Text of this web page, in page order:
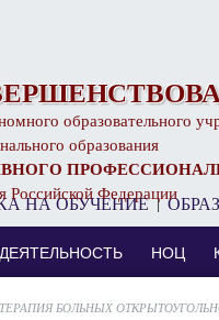
образовательного
образования
Российской Федерации
НА ОБУЧЕНИЕ |
НОЦ
БОЛЬНЫХ